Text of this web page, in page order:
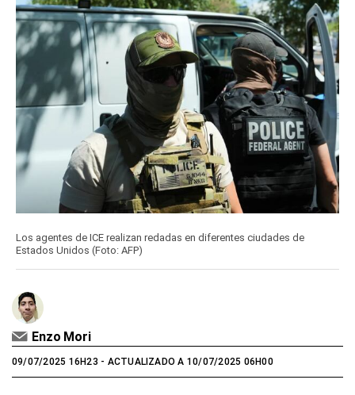
Los agentes de ICE realizan redadas en diferentes ciudades de
Estados Unidos (Foto: AFP)
Enzo Mori
09/07/2025 16H23 - ACTUALIZADO A 10/07/2025 06H00